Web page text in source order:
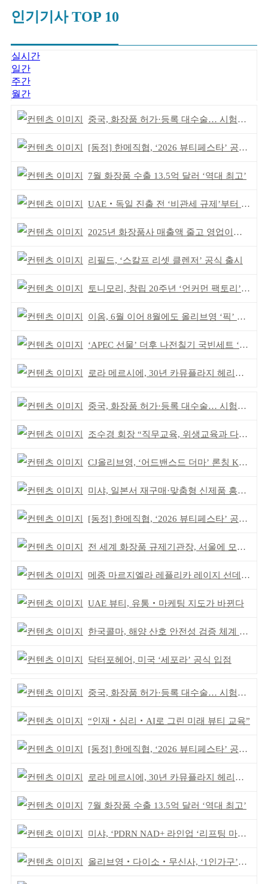
인기기사 TOP 10
실시간
일간
주간
월간
중국, 화장품 허가·등록 대수술… 시험자료 공용 허용
[동정] 한메직협, ‘2026 뷰티페스타’ 공동 주최
7월 화장품 수출 13.5억 달러 ‘역대 최고’
UAE‧독일 진출 전 ‘비관세 규제’부터 챙겨야
2025년 화장품사 매출액 줄고 영업이익은 늘어
리필드, ‘스칼프 리셋 클렌저’ 공식 출시
토니모리, 창립 20주년 ‘언커먼 팩토리’ 팝업 성료
이옴, 6월 이어 8월에도 올리브영 ‘픽’ 선정
‘APEC 선물’ 더후 나전칠기 국빈세트 ‘레드닷 어워드’ 본상
로라 메르시에, 30년 카뮤플라지 헤리티지 담아
중국, 화장품 허가·등록 대수술… 시험자료 공용 허용
조수경 회장 “직무교육, 위생교육과 다르다”
CJ올리브영, ‘어드밴스드 더마’ 론칭 K더마 육성 박차
미샤, 일본서 재구매·맞춤형 신제품 흥행 ‘쌍끌이’
[동정] 한메직협, ‘2026 뷰티페스타’ 공동 주최
전 세계 화장품 규제기관장, 서울에 모인다
메종 마르지엘라 레플리카 레이지 선데이 모닝 디퓨저
UAE 뷰티, 유통‧마케팅 지도가 바뀐다
한국콜마, 해양 산호 안전성 검증 체계 구축
닥터포헤어, 미국 ‘세포라’ 공식 입점
중국, 화장품 허가·등록 대수술… 시험자료 공용 허용
“인재‧심리‧AI로 그린 미래 뷰티 교육”
[동정] 한메직협, ‘2026 뷰티페스타’ 공동 주최
로라 메르시에, 30년 카뮤플라지 헤리티지 담아
7월 화장품 수출 13.5억 달러 ‘역대 최고’
미샤, ‘PDRN NAD+ 라인업 ‘리프팅 마스크’ 출시
올리브영‧다이소‧무신사, ‘1인가구’가 이끈다